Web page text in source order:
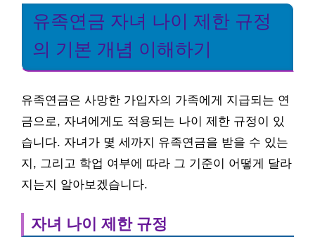
유족연금 자녀 나이 제한 규정
의 기본 개념 이해하기
유족연금은 사망한 가입자의 가족에게 지급되는 연
금으로, 자녀에게도 적용되는 나이 제한 규정이 있
습니다. 자녀가 몇 세까지 유족연금을 받을 수 있는
지, 그리고 학업 여부에 따라 그 기준이 어떻게 달라
지는지 알아보겠습니다.
자녀 나이 제한 규정